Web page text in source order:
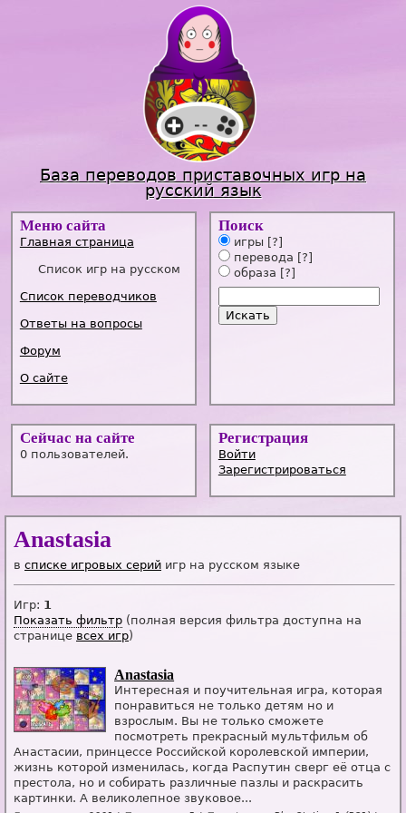
Jump to navigation
База переводов приставочных игр на
русский язык
Меню сайта
Главная страница
Список игр на русском
Список переводчиков
Ответы на вопросы
Форум
О сайте
Поиск
игры [?]
перевода [?]
образа [?]
Сейчас на сайте
0 пользователей.
Регистрация
Войти
Зарегистрироваться
Anastasia
в списке игровых серий игр на русском языке
Игр: 1
Показать фильтр (полная версия фильтра доступна на
странице всех игр)
Anastasia
Интересная и поучительная игра, которая
понравиться не только детям но и
взрослым. Вы не только сможете
посмотреть прекрасный мультфильм об
Анастасии, принцессе Российской королевской империи,
жизнь которой изменилась, когда Распутин сверг её отца с
престола, но и собирать различные пазлы и раскрасить
картинки. А великолепное звуковое...